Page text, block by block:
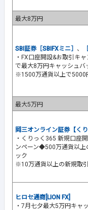
最大8万円
SBI証券［SBIFXミニ］ 、
・FX口座開設&お取引キ
で最大8万円キャッシュバ
※1500万通貨以上で5000
最大5万円
岡三オンライン証券【くり
・くりっく365 新規口座
ンペーン◆500万通貨以上
ック
※10万通貨以上の新規取
ヒロセ通商[LION FX]
・7月七夕最大5万円キャ